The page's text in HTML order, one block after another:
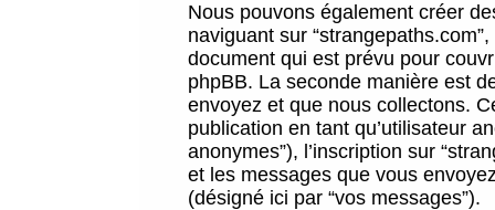
Nous pouvons également créer
naviguant sur
document qui est prévu pour
phpBB. La seconde manière est
envoyez et que nous collectons.
publication en tant qu’utilisateur
anonymes”), l’inscription sur
et les messages que vous
(désigné ici par “vos messages”).